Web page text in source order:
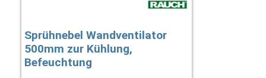
Sprühnebel Wandventilator
500mm zur Kühlung,
Befeuchtung